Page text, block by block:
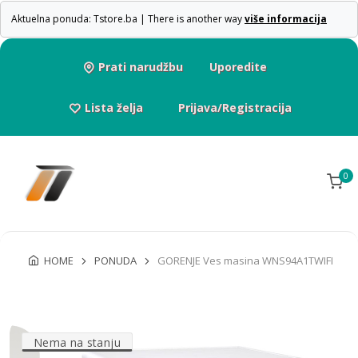
Aktuelna ponuda: Tstore.ba | There is another wayviše informacija
Prati narudžbu Uporedite
Lista želja Prijava/Registracija
0
HOME PONUDA GORENJE Ves masina WNS94A1TWIFI
Nema na stanju